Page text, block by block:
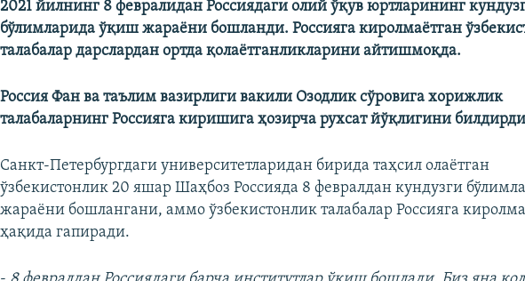
2021 йилнинг 8 февралидан Россиядаги олий ўқув юртларининг
бўлимларида ўқиш жараёни бошланди. Россияга киролмаётган
талабалардарслардан ортда қолаётганликларини айтишмоқда.
Россия Фан ва таълим вазирлиги вакили Озодлик сўровига хорижлик
талабаларнинг Россияга киришига ҳозирча рухсат йўқлигини
Санкт-Петербургдаги университетларидан бирида таҳсил олаётган
ўзбекистонлик 20 яшар Шаҳбоз Россияда 8 февралдан кундузги
жараёни бошлангани, аммо ўзбекистонлик талабалар Россияга
ҳақида гапиради.